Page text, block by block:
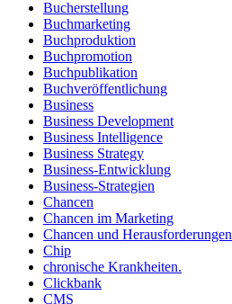
Bucherstellung
Buchmarketing
Buchproduktion
Buchpromotion
Buchpublikation
Buchveröffentlichung
Business
Business Development
Business Intelligence
Business Strategy
Business-Entwicklung
Business-Strategien
Chancen
Chancen im Marketing
Chancen und Herausforderungen
Chip
chronische Krankheiten.
Clickbank
CMS